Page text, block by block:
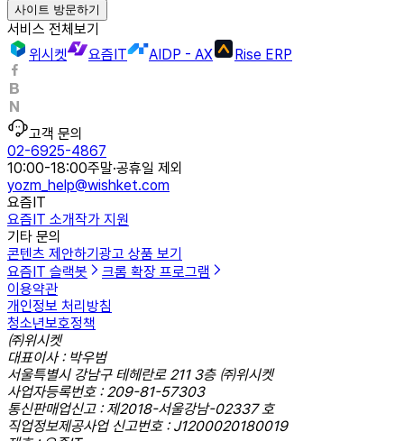
사이트 방문하기
서비스 전체보기
위시켓
요즘IT AIDP - AX Rise ERP
고객 문의
02-6925-4867
10:00-18:00주말·공휴일 제외
yozm_help@wishket.com
요즘IT
요즘IT 소개작가 지원
기타 문의
콘텐츠 제안하기광고 상품 보기
요즘IT 슬랙봇
크롬 확장 프로그램
이용약관
개인정보 처리방침
청소년보호정책
㈜위시켓
대표이사 : 박우범
서울특별시 강남구 테헤란로 211 3층 ㈜위시켓
사업자등록번호 : 209-81-57303
통신판매업신고 : 제2018-서울강남-02337 호
직업정보제공사업 신고번호 : J1200020180019